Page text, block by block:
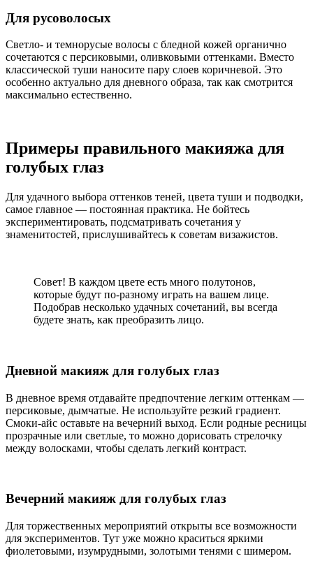
Для русоволосых
Светло- и темнорусые волосы с бледной кожей органично
сочетаются с персиковыми, оливковыми оттенками. Вместо
классической туши наносите пару слоев коричневой. Это
особенно актуально для дневного образа, так как смотрится
максимально естественно.
Примеры правильного макияжа для
голубых глаз
Для удачного выбора оттенков теней, цвета туши и подводки,
самое главное — постоянная практика. Не бойтесь
экспериментировать, подсматривать сочетания у
знаменитостей, прислушивайтесь к советам визажистов.
Совет! В каждом цвете есть много полутонов,
которые будут по-разному играть на вашем лице.
Подобрав несколько удачных сочетаний, вы всегда
будете знать, как преобразить лицо.
Дневной макияж для голубых глаз
В дневное время отдавайте предпочтение легким оттенкам —
персиковые, дымчатые. Не используйте резкий градиент.
Смоки-айс оставьте на вечерний выход. Если родные ресницы
прозрачные или светлые, то можно дорисовать стрелочку
между волосками, чтобы сделать легкий контраст.
Вечерний макияж для голубых глаз
Для торжественных мероприятий открыты все возможности
для экспериментов. Тут уже можно краситься яркими
фиолетовыми, изумрудными, золотыми тенями с шимером.